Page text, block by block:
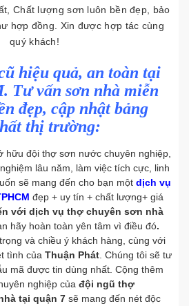
Chất lượng sơn luôn bền đẹp, bảo
hợp đồng. Xin được hợp tác cùng
quý khách!
hiệu quả, an toàn tại
Tư vấn sơn nhà miễn
đẹp, cập nhật bảng
thị trường:
hữu đội thợ sơn nước chuyên nghiệp,
lâu năm, làm việc tích cực, linh
sẽ mang đến cho bạn một dịch vụ
đẹp + uy tín + chất lượng+ giá
với dịch vụ thợ chuyên sơn nhà
hãy hoàn toàn yên tâm vì điều đó.
và chiều ý khách hàng, cùng với
tình của Thuận Phát . Chúng tôi sẽ tư
mã được tin dùng nhất. Cộng thêm
nghiệp của đội ngũ thợ
tại quận 7 sẽ mang đến nét độc